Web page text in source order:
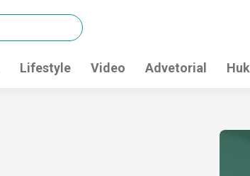
Lifestyle Video Advetorial